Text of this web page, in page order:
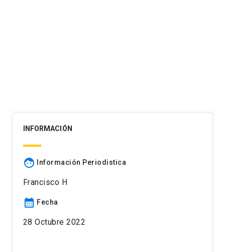
INFORMACIÓN
face Información Periodistica
Francisco H
calendar_month Fecha
28 Octubre 2022